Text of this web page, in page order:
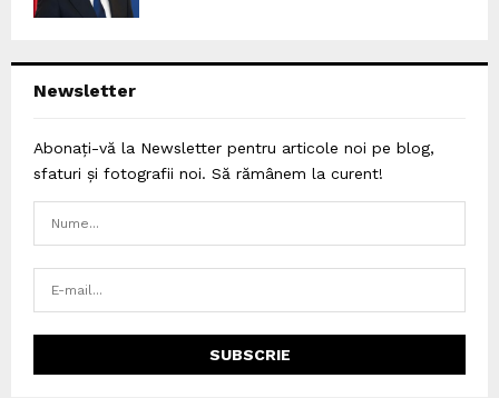
Newsletter
Abonați-vă la Newsletter pentru articole noi pe blog,
sfaturi și fotografii noi. Să rămânem la curent!